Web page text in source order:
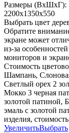
Размеры (ВхШхГ):
2200x1350x550
Выбрать цвет
Обратите
экране может
из-за
мониторов и
Стоимость
Шампань,
Светлый орех 2
Мокко 3 черная
золотой патиной,
эмаль с золотой
изделия,
УвеличитьВыбрать